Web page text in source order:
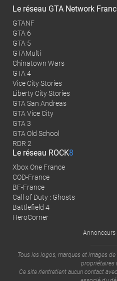
Le réseau GTA Network
GTANF
GTA 6
GTA 5
GTAMulti
Chinatown Wars
GTA 4
Vice City Stories
Liberty City Stories
GTA San Andreas
GTA Vice City
GTA 3
GTA Old School
RDR 2
Le réseau ROCK8
Xbox One France
COD-France
BF-France
Call of Duty : Ghosts
Battlefield 4
HeroCorner
Annonceurs
Tous les logos, marques et images
propriétaires
Ce site n'entretient aucun contact avec